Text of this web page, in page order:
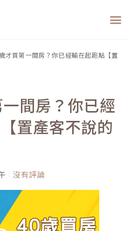
才買第一間房？你已經輸在起跑點【置
間房？你已經
置產客不說的
沒有評論